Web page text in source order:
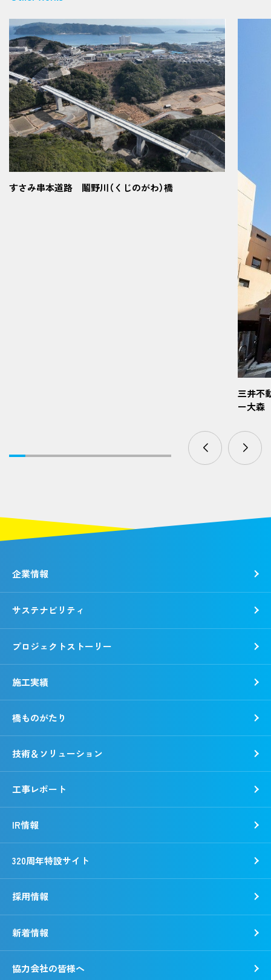
すさみ串本道路 鬮野川（くじのがわ）橋
三井不
ー大森
企業情報
各種方針
動画で知る錢高組
事業所一覧
野村胡堂・あらえびす記念館
サステナビリティ
CSR報告書
社会
プロジェクトストーリー
施工実績
橋ものがたり
技術＆ソリューション
工事レポート
IR情報
320周年特設サイト
採用情報
新着情報
協力会社の皆様へ